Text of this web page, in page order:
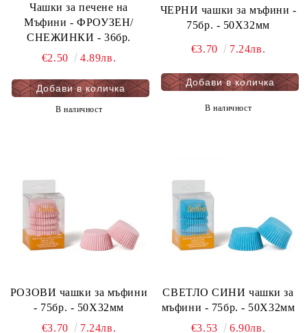
Чашки за печене на
Мъфини - ФРОУЗЕН/
СНЕЖИНКИ - 36бр.
€2.50
4.89лв.
В наличност
ЧЕРНИ чашки за мъфини -
75бр. - 50Х32мм
€3.70 7.24лв.
В наличност
РОЗОВИ чашки за мъфини
- 75бр. - 50Х32мм
€3.70
7.24лв.
СВЕТЛО СИНИ чашки за
мъфини - 75бр. - 50Х32мм
€3.53
6.90лв.